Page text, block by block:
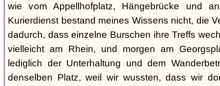
wie vom Appellhofplatz, Hängebrücke und
Kurierdienst bestand meines Wissens nicht, die
dadurch, dass einzelne Burschen ihre Treffs
vielleicht am Rhein, und morgen am
lediglich der Unterhaltung und dem
denselben Platz, weil wir wussten, dass wir